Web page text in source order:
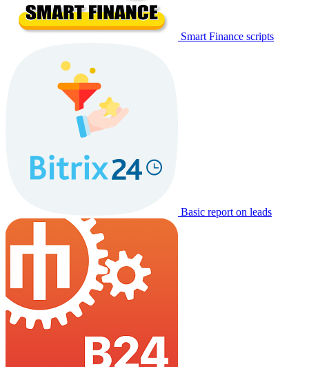
Smart Finance scripts
Basic report on leads